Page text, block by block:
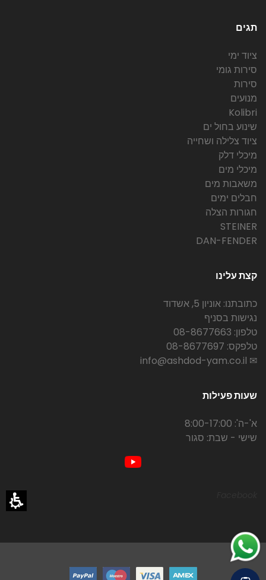
תגים
ציוד ימי
סירות גומי
סירות
מנועים
Kolibri
שינוע בחול ים
ציוד צלילה ושחייה
מיכלי דלק
מיכלי מים
משאבות מים
חבלים ימים
חגורות הצלה
STEINER
DAN-FENDER
קצת עלינו
כתובתנו: אוניון 5, אשדוד
נגישות בסניף
טלפון: 08-8677663
טלפקס: 08-8677697
✉ info@ashdod-yam.co.il
שעות פעילות
א'-ה': 8:00-17:00
שישי - שבת: סגור